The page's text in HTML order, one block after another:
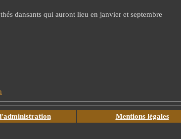
dansants qui auront lieu en janvier et septembre
Mentions légales